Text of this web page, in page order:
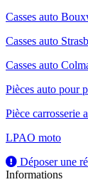
Casses auto
Casses auto
Casses auto
Pièces auto pour
Pièce carrosserie
LPAO moto
Déposer une
Informations